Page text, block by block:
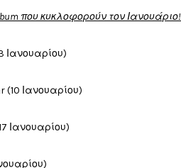
που κυκλοφορούν τον Ιανουάριο!
(10 Ιανουαρίου)
Ιανουαρίου)